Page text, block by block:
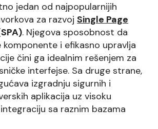
jedan od najpopularnijih
za razvoj Single Page
. Njegova sposobnost da
i efikasno upravlja
čini ga idealnim rešenjem za
interfejse. Sa druge strane,
izgradnju sigurnih i
aplikacija uz visoku
sa raznim bazama